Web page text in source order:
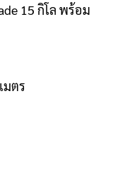
15 กิโล พร้อม
มตร